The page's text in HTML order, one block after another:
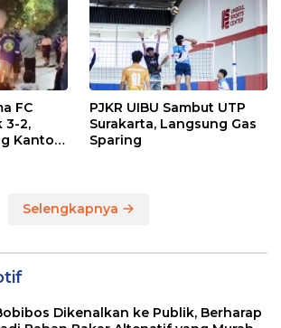
FC
3-2,
Kantor
PJKR UIBU Sambut UTP
Surakarta, Langsung Gas
Sparing
Selengkapnya
Dikenalkan ke Publik, Berharap